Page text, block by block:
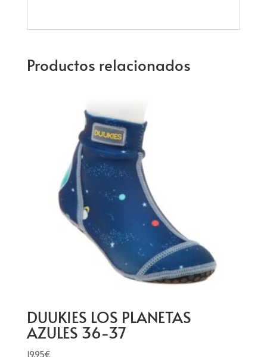
Productos relacionados
DUUKIES LOS PLANETAS
AZULES 36-37
19,95€